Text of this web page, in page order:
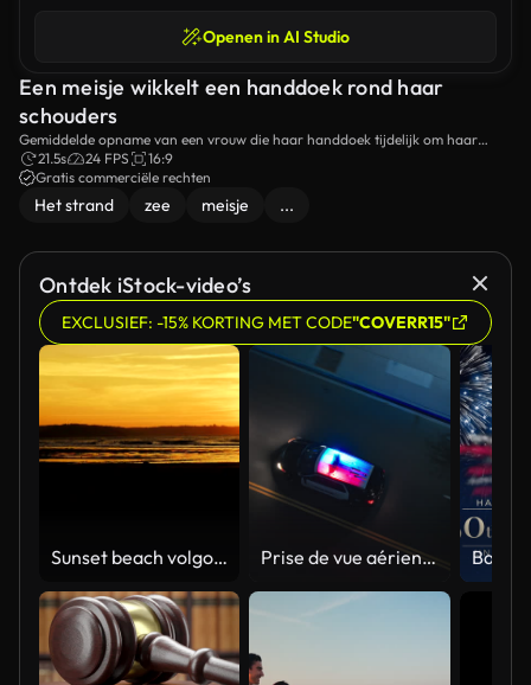
Openen in AI Studio
Een meisje wikkelt een handdoek rond haar
schouders
Gemiddelde opname van een vrouw die haar handdoek tijdelijk om haar
lichaam draait terwijl ze op het strand staat.
21.5s 24 FPS
16:9
Gratis commerciële rechten
Het strand zee meisje ...
Ontdek iStock-video’s
EXCLUSIEF: -15% KORTING MET CODE"COVERR15"
Sunset beach volgorde Prise de vue aérienne d’un drone de suivi montrant une voiture de police circulant dans une rue de la ville avec les lumières allumées la nuit